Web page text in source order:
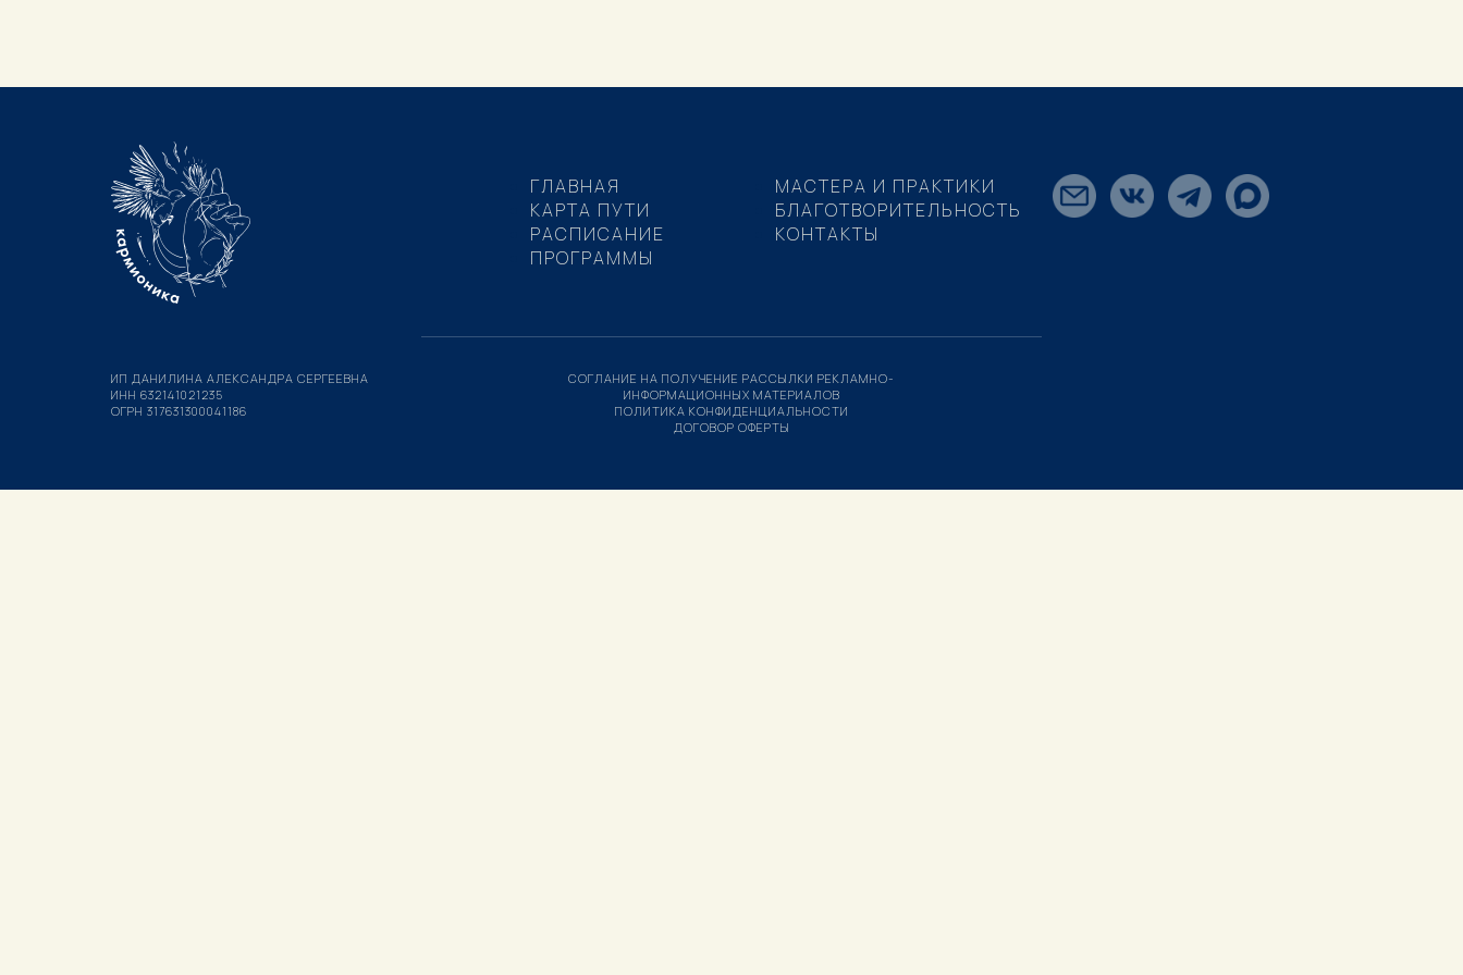
ГЛАВНАЯ
КАРТА ПУТИ
РАСПИСАНИЕ
ПРОГРАММЫ
МАСТЕРА И ПРАКТИКИ
БЛАГОТВОРИТЕЛЬНОСТЬ
КОНТАКТЫ
ИП ДАНИЛИНА АЛЕКСАНДРА СЕРГЕЕВНА
ИНН 632141021235
ОГРН 317631300041186
СОГЛАНИЕ НА ПОЛУЧЕНИЕ РАССЫЛКИ РЕКЛАМНО-
ИНФОРМАЦИОННЫХ МАТЕРИАЛОВ
ПОЛИТИКА КОНФИДЕНЦИАЛЬНОСТИ
ДОГОВОР ОФЕРТЫ